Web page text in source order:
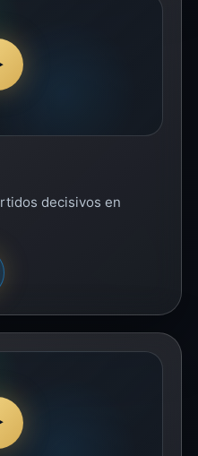
decisivos en